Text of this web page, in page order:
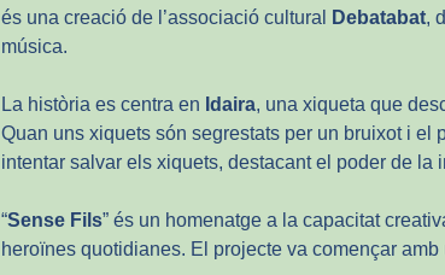
és una creació de l’associació cultural
Debatabat,
música.
La història es centra en Idaira, una xiqueta que
Quan uns xiquets són segrestats per un bruixot i
intentar salvar els xiquets, destacant el poder de
“Sense Fils” és un homenatge a la capacitat
heroïnes quotidianes. El projecte va començar